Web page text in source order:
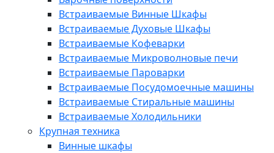
Встраиваемые Винные Шкафы
Встраиваемые Духовые Шкафы
Встраиваемые Кофеварки
Встраиваемые Микроволновые печи
Встраиваемые Пароварки
Встраиваемые Посудомоечные машины
Встраиваемые Стиральные машины
Встраиваемые Холодильники
Крупная техника
Винные шкафы